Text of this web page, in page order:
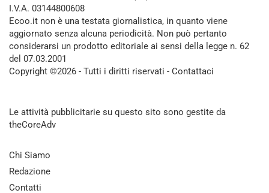
I.V.A. 03144800608
Ecoo.it non è una testata giornalistica, in quanto viene
aggiornato senza alcuna periodicità. Non può pertanto
considerarsi un prodotto editoriale ai sensi della legge n. 62
del 07.03.2001
Copyright ©2026 - Tutti i diritti riservati - Contattaci
Le attività pubblicitarie su questo sito sono gestite da
theCoreAdv
Chi Siamo
Redazione
Contatti